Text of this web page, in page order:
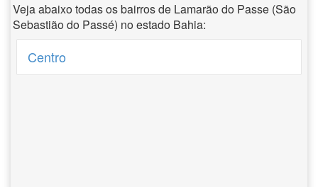
Veja abaixo todas os bairros de Lamarão do Passe (São
Sebastião do Passé) no estado Bahia:
Centro